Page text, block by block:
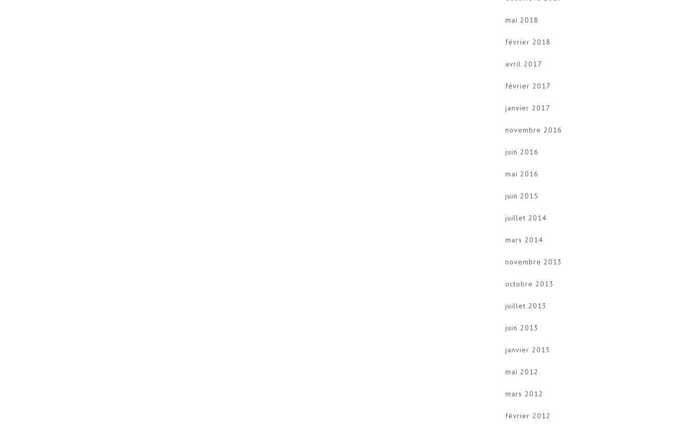
mai 2018
février 2018
avril 2017
février 2017
janvier 2017
novembre 2016
juin 2016
mai 2016
juin 2015
juillet 2014
mars 2014
novembre 2013
octobre 2013
juillet 2013
juin 2013
janvier 2013
mai 2012
mars 2012
février 2012